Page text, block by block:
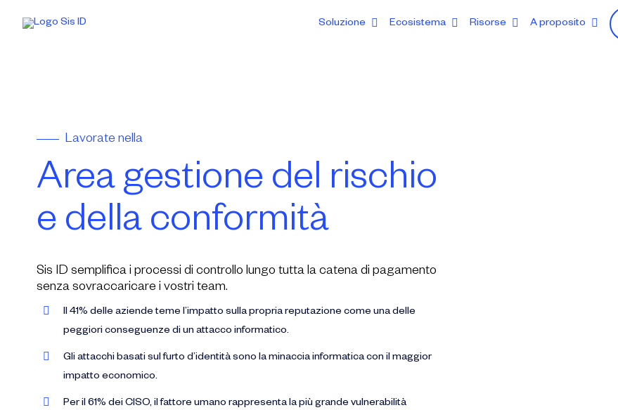
content
Soluzione Ecosistema Risorse A proposito
Lavorate nella
Area gestione del rischio
e della conformità
Sis ID semplifica i processi di controllo lungo tutta la catena di pagamento
senza sovraccaricare i vostri team.
Il 41% delle aziende teme l’impatto sulla propria reputazione come una delle
peggiori conseguenze di un attacco informatico.
Gli attacchi basati sul furto d’identità sono la minaccia informatica con il maggior
impatto economico.
Per il 61% dei CISO, il fattore umano rappresenta la più grande vulnerabilità